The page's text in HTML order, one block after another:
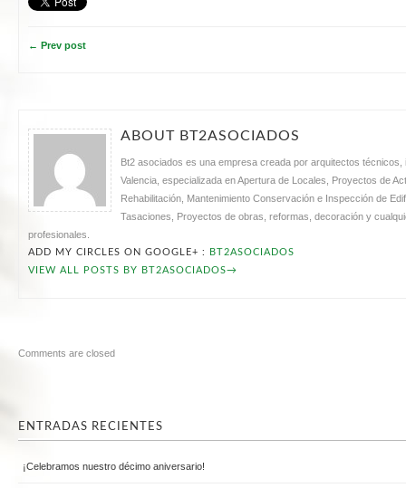
← Prev post
ABOUT BT2ASOCIADOS
Bt2 asociados es una empresa creada por arquitectos
Valencia, especializada en Apertura de Locales, Proyectos de
Rehabilitación, Mantenimiento Conservación e Inspección de
Tasaciones, Proyectos de obras, reformas, decoración y
profesionales.
ADD MY CIRCLES ON GOOGLE+ :
BT2ASOCIADOS
VIEW ALL POSTS BY BT2ASOCIADOS→
Comments are closed
ENTRADAS RECIENTES
¡Celebramos nuestro décimo aniversario!